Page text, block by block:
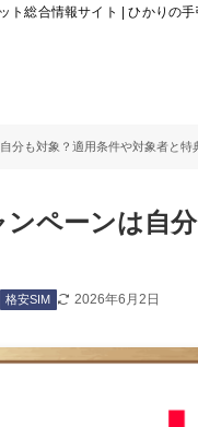
ト総合情報サイト | ひかりの手
分も対象？適用条件や対象者と特
ペーンは自
格安SIM 2026年6月2日